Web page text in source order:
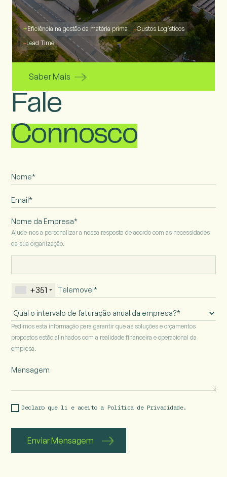
+Eficiência na gestão da matéria prima –Custos Logísticos
–Lead Time
Saber Mais
Fale
Connosco
Nome da Empresa*
Ajude-nos a personalizar a nossa resposta de acordo com as necessidades
da sua organização.
+351
Intervalo
de
anual
empresa
Pedimos esta informação para garantir que as soluções e orçamentos
propostos estão alinhados com a realidade financeira e operacional da
empresa.
Declaro que li e aceito a Política de Privacidade.